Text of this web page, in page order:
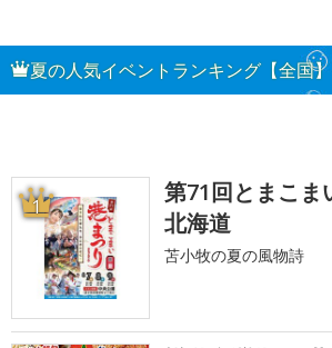
夏の人気イベントランキング【全国】
1
第71回とまこま
北海道
苫小牧の夏の風物詩